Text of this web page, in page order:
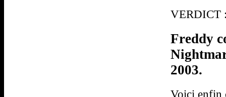
VERDICT
Freddy
2003.
Voici enfin